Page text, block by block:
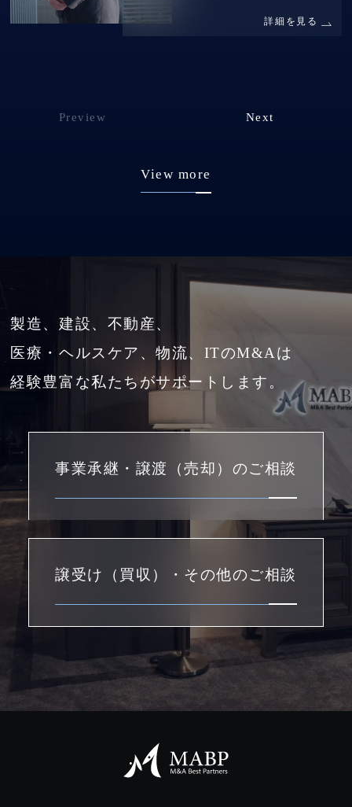
詳細を見る
Preview Next
View more
製造、建設、不動産、
医療・ヘルスケア、物流、ITのM&Aは
経験豊富な私たちがサポートします。
事業承継・譲渡（売却）のご相談
譲受け（買収）・その他のご相談